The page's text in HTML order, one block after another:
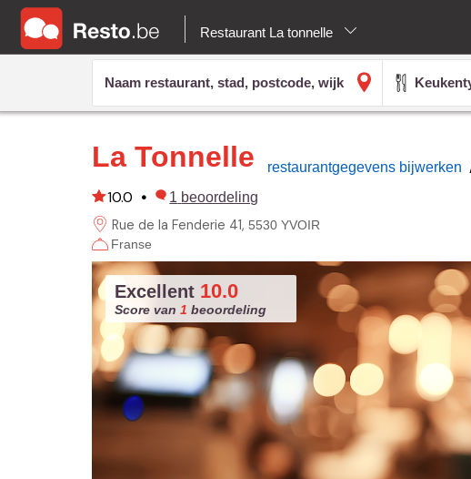
Restaurant La tonnelle
La Tonnelle restaurantgegevens bijwerken
10.0 • 1 beoordeling
Rue de la Fenderie 41 5530 YVOIR
Franse
Excellent 10.0
Score van 1 beoordeling